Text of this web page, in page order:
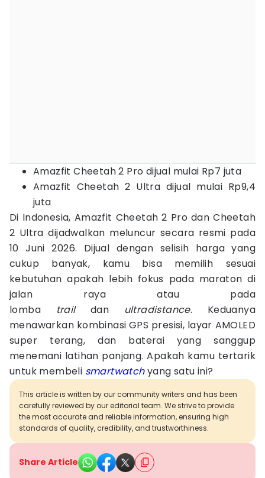
Amazfit Cheetah 2 Pro dijual mulai Rp7 juta
Amazfit Cheetah 2 Ultra dijual mulai Rp9,4
juta
Di Indonesia, Amazfit Cheetah 2 Pro dan Cheetah
2 Ultra dijadwalkan meluncur secara resmi pada
10 Juni 2026. Dijual dengan selisih harga yang
cukup banyak, kamu bisa memilih sesuai
kebutuhan apakah lebih fokus pada maraton di
jalan raya atau pada
lomba
traildan ultradistance. Keduanya
menawarkan kombinasi GPS presisi, layar AMOLED
super terang, dan baterai yang sanggup
menemani latihan panjang. Apakah kamu tertarik
untuk membeli smartwatchyang satu ini?
This article is written by our community writers and has been
carefully reviewed by our editorial team. We strive to provide
the most accurate and reliable information, ensuring high
standards of quality, credibility, and trustworthiness.
Share Article